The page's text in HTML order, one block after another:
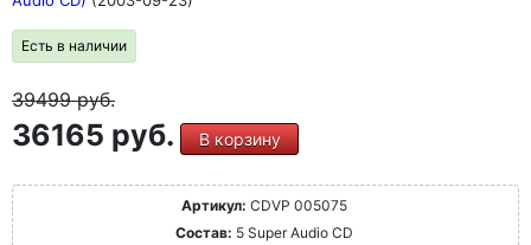
Есть в наличии
39499руб.
36165 руб. В корзину
Артикул: CDVP 005075
Состав: 5 Super Audio CD